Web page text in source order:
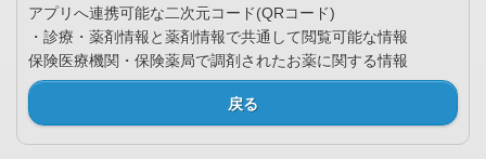
アプリへ連携可能な二次元コード(QRコード)
・診療・薬剤情報と薬剤情報で共通して閲覧可能な情報
保険医療機関・保険薬局で調剤されたお薬に関する情報
戻る